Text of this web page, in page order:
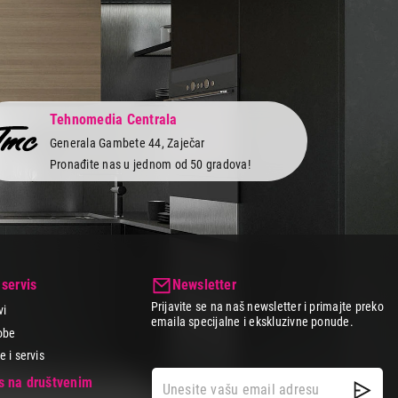
Tehnomedia Centrala
Generala Gambete 44, Zaječar
Pronađite nas u jednom od 50 gradova!
i servis
na društvenim
Newsletter
Prijavite se na naš newsletter i primajte preko
emaila specijalne i ekskluzivne ponude.